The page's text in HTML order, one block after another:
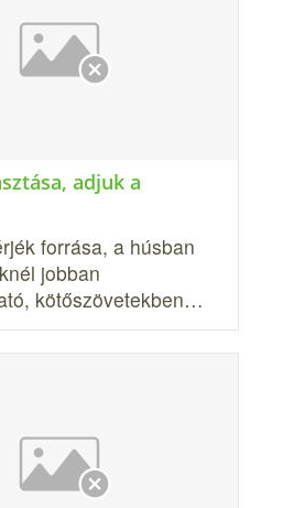
adjuk a
forrása, a húsban
jobban
kötőszövetekben…